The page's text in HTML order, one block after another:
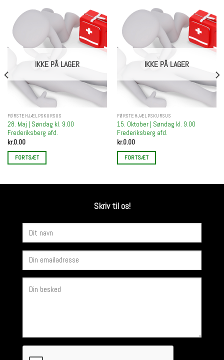
IKKE PÅ LAGER
FØRSTEHJÆLPSKURSUS
28. Maj | Søndag kl. 9.00
Frederiksberg afd.
kr.0.00
FORTSÆT
IKKE PÅ LAGER
FØRSTEHJÆLPSKURSUS
15. Oktober | Søndag kl. 9.00
Frederiksberg afd.
kr.0.00
FORTSÆT
Skriv til os!